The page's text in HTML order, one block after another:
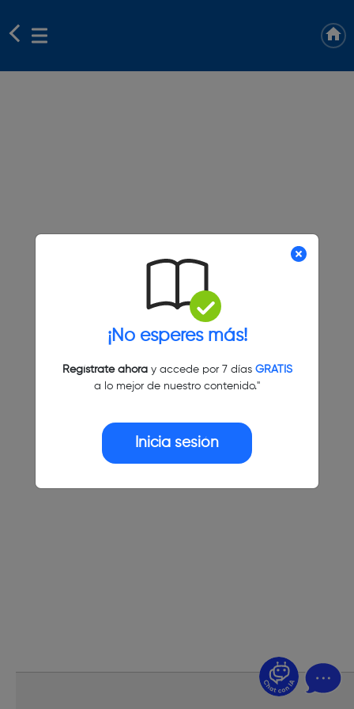
¡No esperes más!
Regístrate ahoray accede por 7 días GRATIS
a lo mejor de nuestro contenido."
Inicia sesión